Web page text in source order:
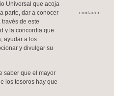
Universal que acoja
parte, dar a conocer
de este
y la concordia que
ayudar a los
y divulgar su
saber que el mayor
los tesoros hay que
contador